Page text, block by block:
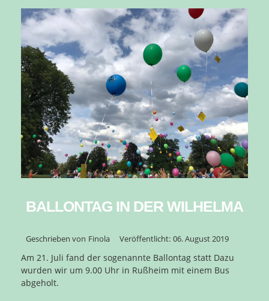
BALLONTAG IN DER WILHELMA
Geschrieben von Finola Veröffentlicht: 06. August 2019
Am 21. Juli fand der sogenannte Ballontag statt Dazu
wurden wir um 9.00 Uhr in Rußheim mit einem Bus
abgeholt.